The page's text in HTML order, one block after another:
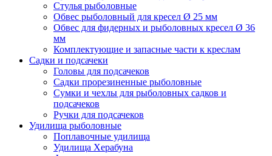
Стулья рыболовные
Обвес рыболовный для кресел Ø 25 мм
Обвес для фидерных и рыболовных кресел Ø 36
мм
Комплектующие и запасные части к креслам
Садки и подсачеки
Головы для подсачеков
Садки прорезиненные рыболовные
Сумки и чехлы для рыболовных садков и
подсачеков
Ручки для подсачеков
Удилища рыболовные
Поплавочные удилища
Удилища Херабуна